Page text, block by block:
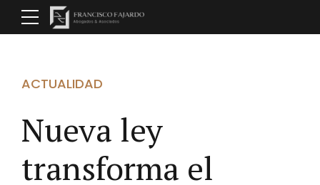
ACTUALIDAD
Nueva ley
transforma el